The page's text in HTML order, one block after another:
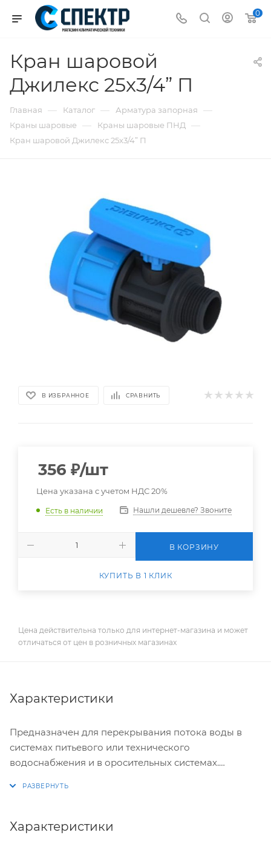
0
Кран шаровой
Джилекс 25x3/4” П
Главная — Каталог — Арматура запорная —
Краны шаровые — Краны шаровые ПНД —
Кран шаровой Джилекс 25x3/4” П
В ИЗБРАННОЕ СРАВНИТЬ
356 ₽/шт
Цена указана с учетом НДС 20%
Есть в наличии Нашли дешевле? Звоните
В КОРЗИНУ
КУПИТЬ В 1 КЛИК
Цена действительна только для интернет-магазина и может
отличаться от цен в розничных магазинах
Характеристики
Предназначен для перекрывания потока воды в
системах питьевого или технического
водоснабжения и в оросительных системах.
Характеристики